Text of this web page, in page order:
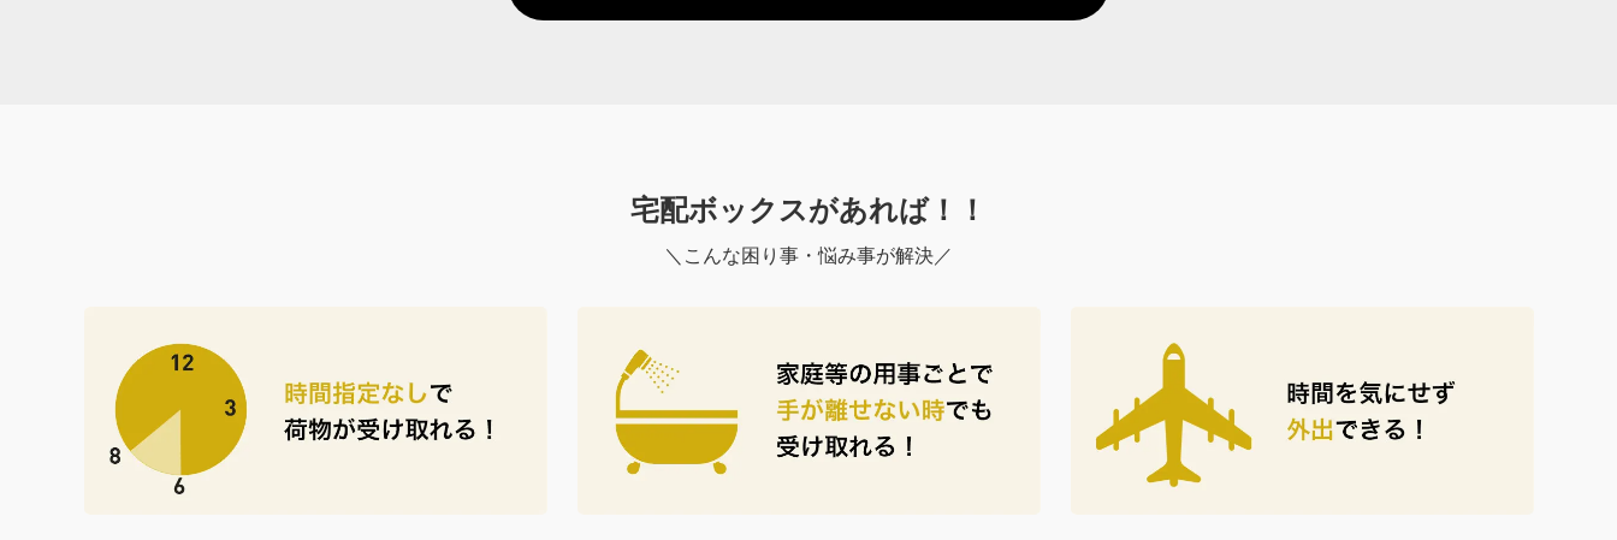
宅配ボックスがあれば！！
＼こんな困り事・悩み事が解決／